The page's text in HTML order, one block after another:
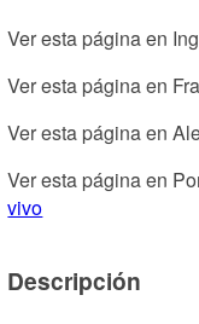
Ver esta página en
Ver esta página en
Ver esta página en
Ver esta página en
vivo
Descripción